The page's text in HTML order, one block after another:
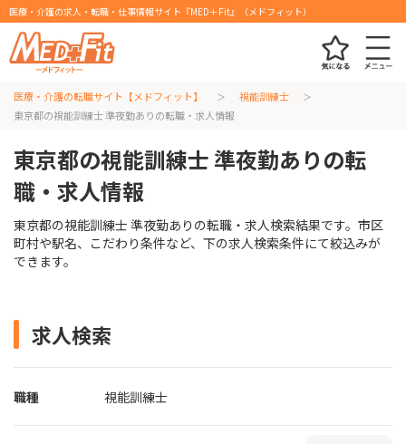
医療・介護の求人・転職・仕事情報サイト『MED＋Fit』（メドフィット）
医療・介護の転職サイト【メドフィット】
視能訓練士
東京都の視能訓練士 準夜勤ありの転職・求人情報
東京都の視能訓練士 準夜勤ありの転
職・求人情報
東京都の視能訓練士 準夜勤ありの転職・求人検索結果です。市区
町村や駅名、こだわり条件など、下の求人検索条件にて絞込みが
できます。
求人検索
職種 視能訓練士